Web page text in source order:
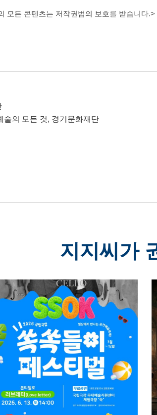
모든 콘텐츠는 저작권법의 보호를 받습니다.>
술의 모든 것, 경기문화재단
지지씨가